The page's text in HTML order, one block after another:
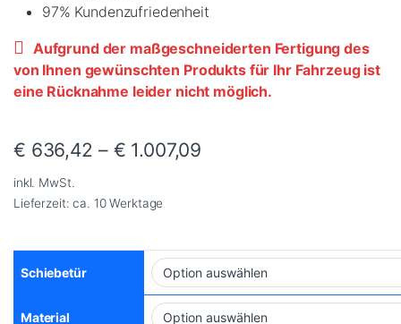
97% Kundenzufriedenheit
Aufgrund der maßgeschneiderten Fertigung des
von Ihnen gewünschten Produkts für Ihr Fahrzeug ist
eine Rücknahme leider nicht möglich.
€ 636,42 – € 1.007,09
inkl. MwSt.
Lieferzeit:ca. 10 Werktage
Schiebetür
Material